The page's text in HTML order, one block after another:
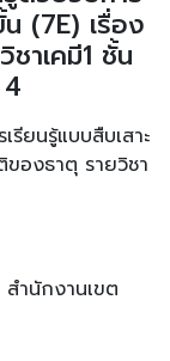
(7E) เรื่อง
าเคมี1 ชั้น
ยนรู้แบบสืบเสาะ
ของธาตุ รายวิชา
ำนักงานเขต